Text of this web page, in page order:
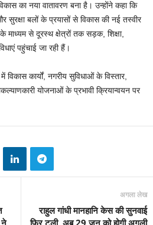
का नया वातावरण बना है। उन्होंने कहा कि
सुरक्षा बलों के प्रयासों से विकास की नई तस्वीर
माध्यम से दूरस्थ क्षेत्रों तक सड़क, शिक्षा,
पहुंचाई जा रही हैं।
कार्यों, नगरीय सुविधाओं के विस्तार,
योजनाओं के प्रभावी क्रियान्वयन पर
अगला लेख
राहुल गांधी मानहानि केस की सुनवाई